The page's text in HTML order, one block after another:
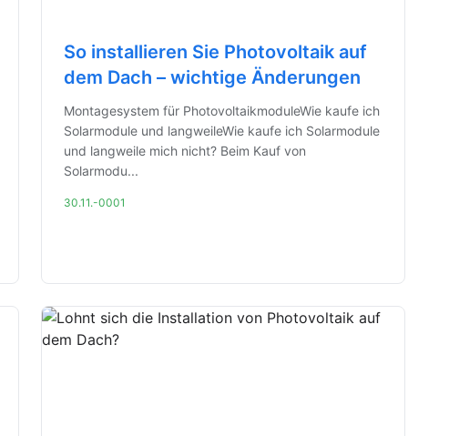
So installieren Sie Photovoltaik auf
dem Dach – wichtige Änderungen
Montagesystem für PhotovoltaikmoduleWie kaufe ich
Solarmodule und langweileWie kaufe ich Solarmodule
und langweile mich nicht? Beim Kauf von
Solarmodu...
30.11.-0001